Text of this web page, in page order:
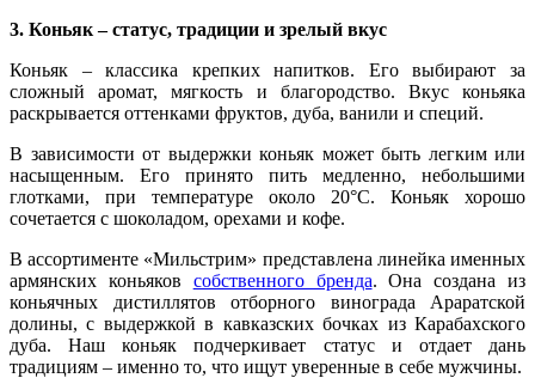
3. Коньяк – статус, традиции и зрелый вкус
Коньяк – классика крепких напитков. Его выбирают за
сложный аромат, мягкость и благородство. Вкус коньяка
раскрывается оттенками фруктов, дуба, ванили и специй.
В зависимости от выдержки коньяк может быть легким или
насыщенным. Его принято пить медленно, небольшими
глотками, при температуре около 20°C. Коньяк хорошо
сочетается с шоколадом, орехами и кофе.
В ассортименте «Мильстрим» представлена линейка именных
армянских коньяков собственного бренда. Она создана из
коньячных дистиллятов отборного винограда Араратской
долины, с выдержкой в кавказских бочках из Карабахского
дуба. Наш коньяк подчеркивает статус и отдает дань
традициям – именно то, что ищут уверенные в себе мужчины.